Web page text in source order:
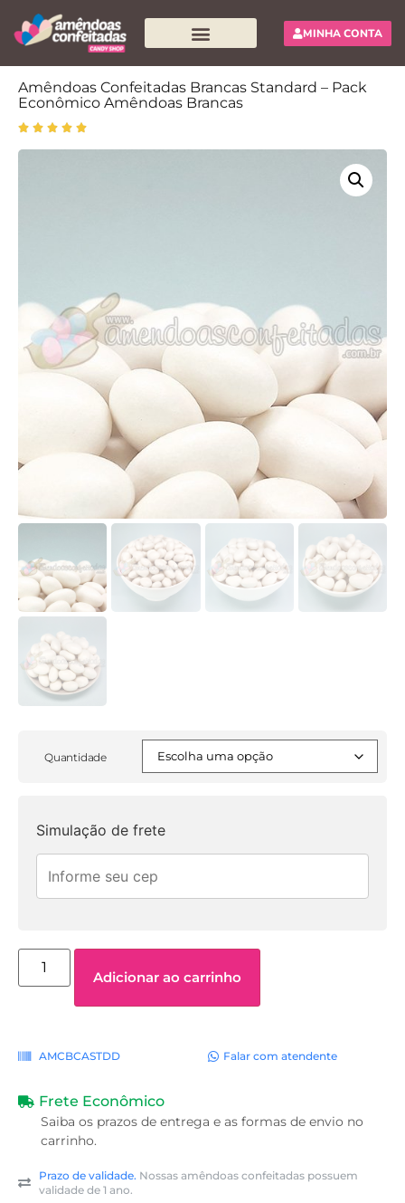
MINHA CONTA
Amêndoas Confeitadas Brancas Standard – Pack
Econômico Amêndoas Brancas
    
Quantidade
Simulação de frete
Adicionar ao carrinho
AMCBCASTDD Falar com atendente
Frete Econômico
Saiba os prazos de entrega e as formas de envio no
carrinho.
Prazo de validade. Nossas amêndoas confeitadas possuem
validade de 1 ano.